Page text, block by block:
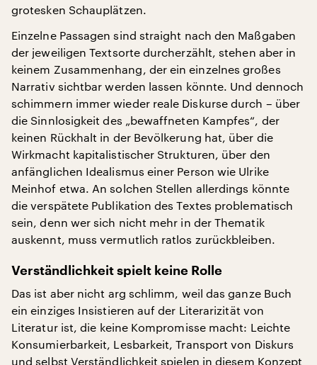
grotesken Schauplätzen.
Einzelne Passagen sind straight nach den Maßgaben
der jeweiligen Textsorte durcherzählt, stehen aber in
keinem Zusammenhang, der ein einzelnes großes
Narrativ sichtbar werden lassen könnte. Und dennoch
schimmern immer wieder reale Diskurse durch – über
die Sinnlosigkeit des „bewaffneten Kampfes“, der
keinen Rückhalt in der Bevölkerung hat, über die
Wirkmacht kapitalistischer Strukturen, über den
anfänglichen Idealismus einer Person wie Ulrike
Meinhof etwa. An solchen Stellen allerdings könnte
die verspätete Publikation des Textes problematisch
sein, denn wer sich nicht mehr in der Thematik
auskennt, muss vermutlich ratlos zurückbleiben.
Verständlichkeit spielt keine Rolle
Das ist aber nicht arg schlimm, weil das ganze Buch
ein einziges Insistieren auf der Literarizität von
Literatur ist, die keine Kompromisse macht: Leichte
Konsumierbarkeit, Lesbarkeit, Transport von Diskurs
und selbst Verständlichkeit spielen in diesem Konzept